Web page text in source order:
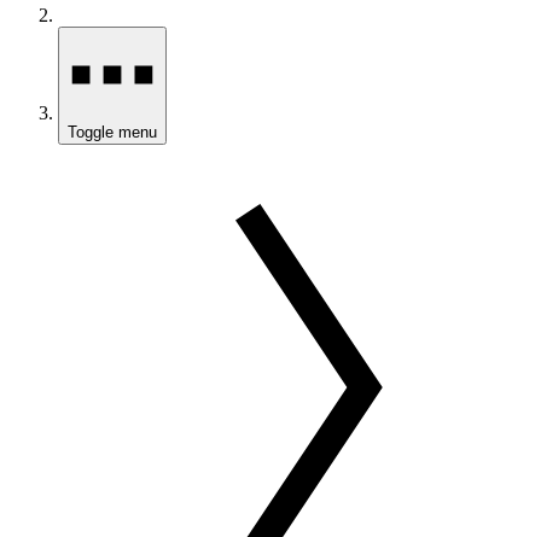
Toggle menu